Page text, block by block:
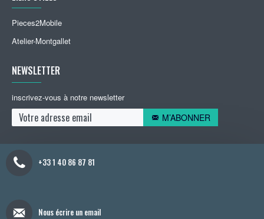
Pieces2Mobile
Atelier-Montgallet
NEWSLETTER
inscrivez-vous à notre newsletter
M’ABONNER
+33 1 40 86 87 81
Nous écrire un email